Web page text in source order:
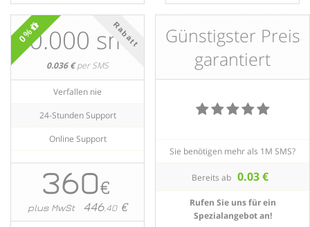
0% Rabatt
10.000 sms
0.036 €per SMS
Verfallen nie
24-Stunden Support
Online Support
360€
plus MwSt 446.40€
Günstigster Preis
garantiert
Sie benötigen mehr als 1M SMS?
Bereits ab 0.03 €
Rufen Sie uns für ein
Spezialangebot an!